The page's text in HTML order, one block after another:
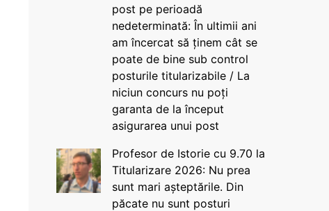
post pe perioadă
nedeterminată: În ultimii ani
am încercat să ținem cât se
poate de bine sub control
posturile titularizabile / La
niciun concurs nu poți
garanta de la început
asigurarea unui post
Profesor de Istorie cu 9.70 la
Titularizare 2026: Nu prea
sunt mari așteptările. Din
păcate nu sunt posturi